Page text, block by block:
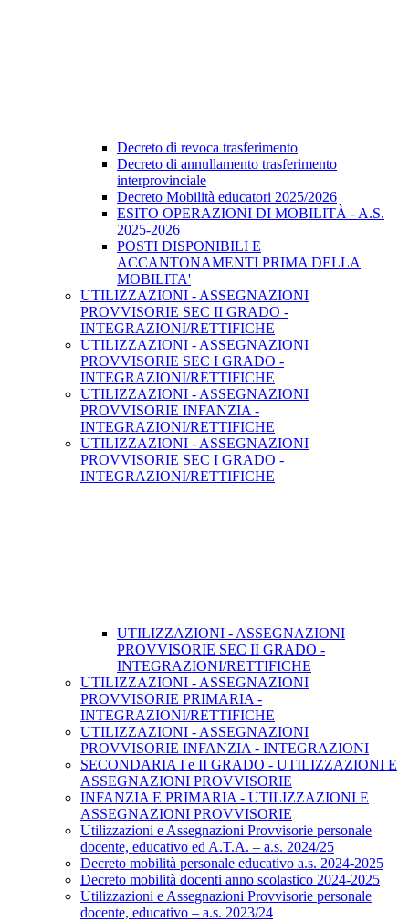
Decreto di revoca trasferimento
Decreto di annullamento trasferimento
interprovinciale
Decreto Mobilità educatori 2025/2026
ESITO OPERAZIONI DI MOBILITÀ - A.S.
2025-2026
POSTI DISPONIBILI E
ACCANTONAMENTI PRIMA DELLA
MOBILITA'
UTILIZZAZIONI - ASSEGNAZIONI
PROVVISORIE SEC II GRADO -
INTEGRAZIONI/RETTIFICHE
UTILIZZAZIONI - ASSEGNAZIONI
PROVVISORIE SEC I GRADO -
INTEGRAZIONI/RETTIFICHE
UTILIZZAZIONI - ASSEGNAZIONI
PROVVISORIE INFANZIA -
INTEGRAZIONI/RETTIFICHE
UTILIZZAZIONI - ASSEGNAZIONI
PROVVISORIE SEC I GRADO -
INTEGRAZIONI/RETTIFICHE
UTILIZZAZIONI - ASSEGNAZIONI
PROVVISORIE SEC II GRADO -
INTEGRAZIONI/RETTIFICHE
UTILIZZAZIONI - ASSEGNAZIONI
PROVVISORIE PRIMARIA -
INTEGRAZIONI/RETTIFICHE
UTILIZZAZIONI - ASSEGNAZIONI
PROVVISORIE INFANZIA - INTEGRAZIONI
SECONDARIA I e II GRADO - UTILIZZAZIONI E
ASSEGNAZIONI PROVVISORIE
INFANZIA E PRIMARIA - UTILIZZAZIONI E
ASSEGNAZIONI PROVVISORIE
Utilizzazioni e Assegnazioni Provvisorie personale
docente, educativo ed A.T.A. – a.s. 2024/25
Decreto mobilità personale educativo a.s. 2024-2025
Decreto mobilità docenti anno scolastico 2024-2025
Utilizzazioni e Assegnazioni Provvisorie personale
docente, educativo – a.s. 2023/24